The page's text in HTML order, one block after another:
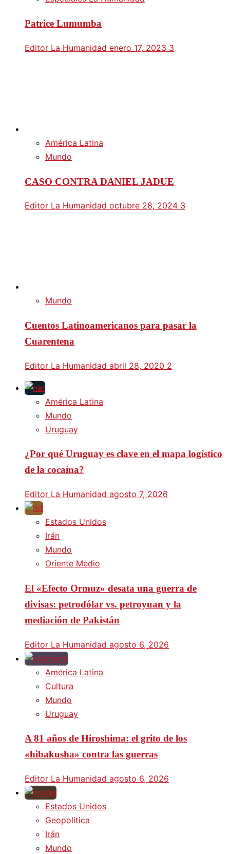
Patrice Lumumba
Editor La Humanidad enero 17, 2023 3
América Latina
Mundo
CASO CONTRA DANIEL JADUE
Editor La Humanidad octubre 28, 2024 3
Mundo
Cuentos Latinoamericanos para pasar la
Cuarentena
Editor La Humanidad abril 28, 2020 2
América Latina
Mundo
Uruguay
¿Por qué Uruguay es clave en el mapa logístico
de la cocaína?
Editor La Humanidad agosto 7, 2026
Estados Unidos
Irán
Mundo
Oriente Medio
El «Efecto Ormuz» desata una guerra de
divisas: petrodólar vs. petroyuan y la
mediación de Pakistán
Editor La Humanidad agosto 6, 2026
América Latina
Cultura
Mundo
Uruguay
A 81 años de Hiroshima: el grito de los
«hibakusha» contra las guerras
Editor La Humanidad agosto 6, 2026
Estados Unidos
Geopolítica
Irán
Mundo